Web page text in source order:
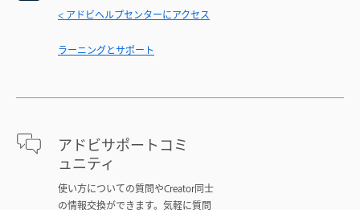
< アドビヘルプセンターにアクセス
ラーニングとサポート
アドビサポートコミ
ュニティ
使い方についての質問やCreator同士
の情報交換ができます。気軽に質問